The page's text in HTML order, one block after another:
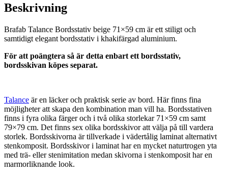
Beskrivning
Brafab Talance Bordsstativ beige 71×59 cm är ett stiligt och
samtidigt elegant bordsstativ i khakifärgad aluminium.
För att poängtera så är detta enbart ett bordsstativ,
bordsskivan köpes separat.
Talance är en läcker och praktisk serie av bord. Här finns fina
möjligheter att skapa den kombination man vill ha. Bordsstativen
finns i fyra olika färger och i två olika storlekar 71×59 cm samt
79×79 cm. Det finns sex olika bordsskivor att välja på till vardera
storlek. Bordsskivorna är tillverkade i vädertålig laminat alternativt
stenkomposit. Bordsskivor i laminat har en mycket naturtrogen yta
med trä- eller stenimitation medan skivorna i stenkomposit har en
marmorliknande look.